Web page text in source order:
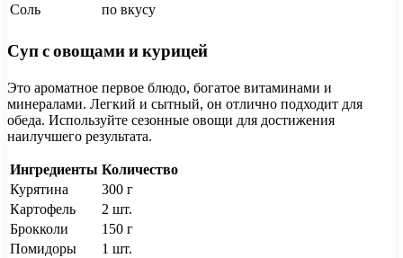
Соль
по вкусу
Суп с овощами и курицей
Это ароматное первое блюдо, богатое витаминами и
минералами. Легкий и сытный, он отлично подходит для
обеда. Используйте сезонные овощи для достижения
наилучшего результата.
Ингредиенты Количество
Курятина
300 г
Картофель
2 шт.
Брокколи
150 г
Помидоры
1 шт.